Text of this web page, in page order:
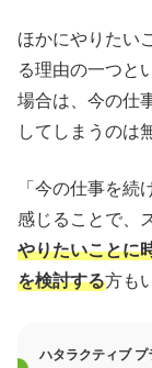
ほかにやりたい
る理由の一つと
場合は、今の仕
してしまうのは
「今の仕事を
感じることで、
やりたいことに
を検討する方も
ハタラクティブ プ